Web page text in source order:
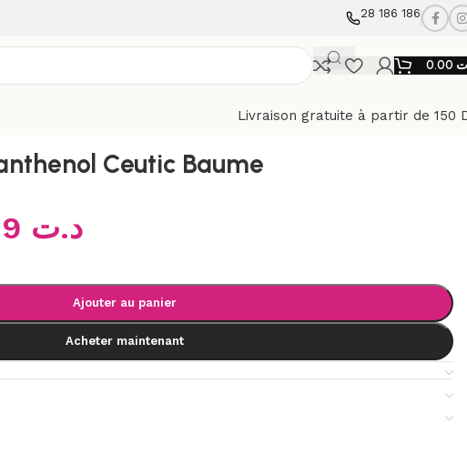
28 186 186
Livraison gratuite à partir de 150
Ceutic Baume
د.ت
Ajouter au panier
Acheter maintenant